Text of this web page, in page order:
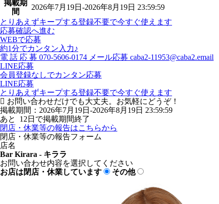
掲載期
間
2026年7月19日-2026年8月19日 23:59:59
とりあえずキープする登録不要で今すぐ使えます
応募確認へ進む
WEBで応募
約1分でカンタン入力♪
電 話 応 募 070-5606-0174 メール応募 caba2-11953@caba2.email
LINE応募
会員登録なしでカンタン応募
LINE応募
とりあえずキープする登録不要で今すぐ使えます
お問い合わせだけでも大丈夫。お気軽にどうぞ！
掲載期間：2026年7月19日-2026年8月19日 23:59:59
あと 12 日で掲載期間終了
閉店・休業等の報告はこちらから
閉店・休業等の報告フォーム
店名
Bar Kirara - キララ
お問い合わせ内容を選択してください
お店は閉店・休業しています
その他